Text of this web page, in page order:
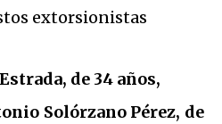
extorsionistas
de 34 años,
Solórzano Pérez, de